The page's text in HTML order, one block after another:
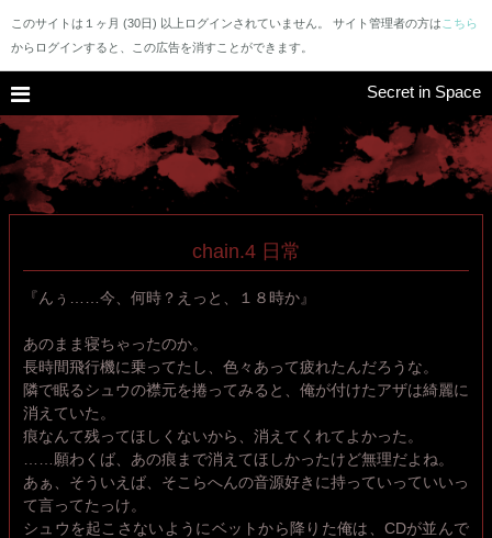
このサイトは１ヶ月 (30日) 以上ログインされていません。 サイト管理者の方は こちら
からログインすると、この広告を消すことができます。
Secret in Space
chain.4 日常
『んぅ……今、何時？えっと、１８時か』
あのまま寝ちゃったのか。
長時間飛行機に乗ってたし、色々あって疲れたんだろうな。
隣で眠るシュウの襟元を捲ってみると、俺が付けたアザは綺麗に
消えていた。
痕なんて残ってほしくないから、消えてくれてよかった。
……願わくば、あの痕まで消えてほしかったけど無理だよね。
あぁ、そういえば、そこらへんの音源好きに持っていっていいっ
て言ってたっけ。
シュウを起こさないようにベットから降りた俺は、CDが並んで